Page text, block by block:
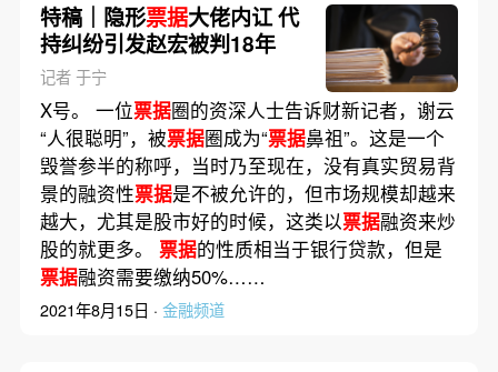
特稿｜隐形票据大佬内讧 代
持纠纷引发赵宏被判18年
记者 于宁
X号。 一位票据圈的资深人士告诉财新记者，谢云
“人很聪明”，被票据圈成为“票据鼻祖”。这是一个
毁誉参半的称呼，当时乃至现在，没有真实贸易背
景的融资性票据是不被允许的，但市场规模却越来
越大，尤其是股市好的时候，这类以票据融资来炒
股的就更多。 票据的性质相当于银行贷款，但是
票据融资需要缴纳50%……
2021年8月15日 · 金融频道